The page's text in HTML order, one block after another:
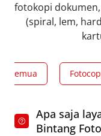
fotokopi
(spiral, lem,
Semua
Apa saja
Bintang